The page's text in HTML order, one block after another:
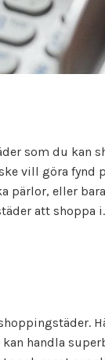
som du kan
vill göra fynd
pärlor, eller
att shoppa i.
handla